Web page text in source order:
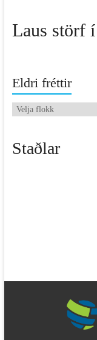
Laus störf
Eldri fréttir
Eldri
Staðlar